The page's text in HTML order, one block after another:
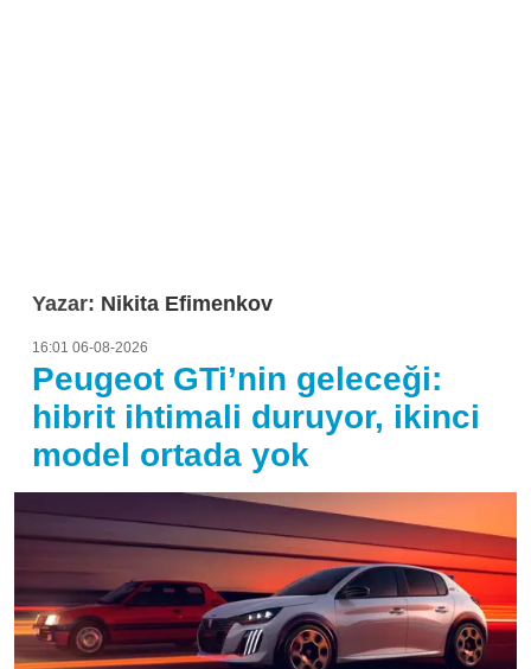
Yazar: Nikita Efimenkov
16:01 06-08-2026
Peugeot GTi’nin geleceği:
hibrit ihtimali duruyor, ikinci
model ortada yok